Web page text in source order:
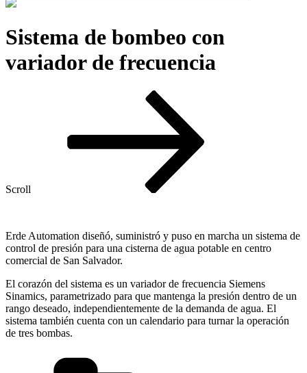
Sistema de bombeo con
variador de frecuencia
Scroll
Erde Automation diseñó, suministró y puso en marcha un sistema de
control de presión para una cisterna de agua potable en centro
comercial de San Salvador.
El corazón del sistema es un variador de frecuencia Siemens
Sinamics, parametrizado para que mantenga la presión dentro de un
rango deseado, independientemente de la demanda de agua. El
sistema también cuenta con un calendario para turnar la operación
de tres bombas.